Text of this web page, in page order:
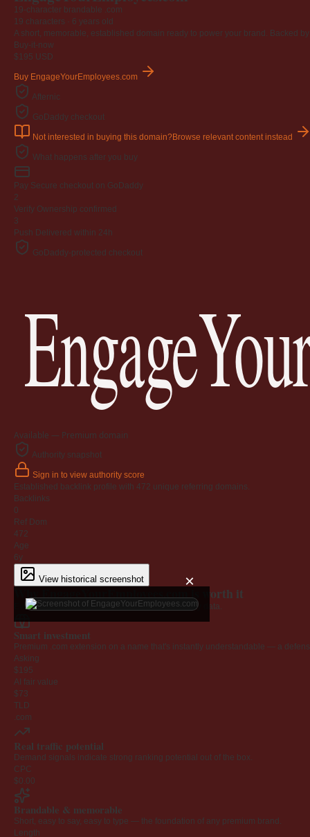
19-character brandable .com
19 characters · 6 years old
A short, memorable, established domain ready to power your brand. Backed
Buy-it-now
$195 USD
Buy EngageYourEmployees.com
Afternic
GoDaddy checkout
Not interested in buying this domain?Browse relevant content instead
What happens after you buy
Pay Secure checkout on GoDaddy
2
Verify Ownership confirmed
3
Push Delivered within 24h
GoDaddy-protected checkout
Available — Premium domain
Authority snapshot
Sign in to view authority score
Established backlink profile with 472 unique referring domains.
Backlinks
0
Ref Dom
472
Age
6y
View historical screenshot ×
Why EngageYourEmployees.com is worth it
Every claim below is backed by verified third-party data.
Smart investment
Premium .com extension on a name that's instantly understandable — a
Asking
$195
AI fair value
$73
TLD
.com
Real traffic potential
Demand signals indicate strong ranking potential out of the box.
CPC
$0.00
Brandable & memorable
Short, easy to say, easy to type — the foundation of any premium brand.
Length